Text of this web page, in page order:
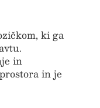
ki ga
in
in je